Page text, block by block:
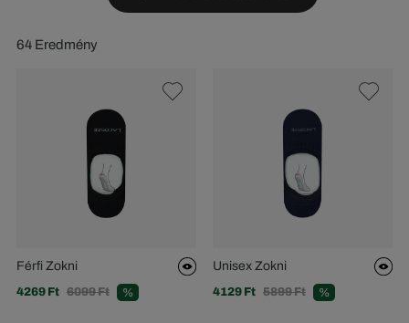
64 Eredmény
Férfi Zokni
4269 Ft 6099 Ft %
Unisex Zokni
4129 Ft 5899 Ft %